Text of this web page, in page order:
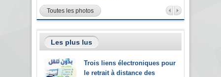
Toutes les photos
Les plus lus
Trois liens électroniques pour
le retrait à distance des